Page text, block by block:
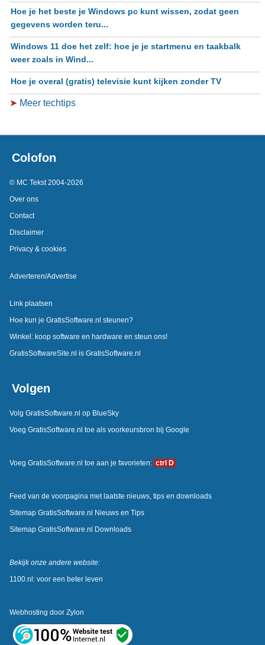
Hoe je het beste je Windows pc kunt wissen, zodat geen
gegevens worden teru...
Windows 11 doe het zelf: hoe je je startmenu en taakbalk
weer zoals in Wind...
Hoe je overal (gratis) televisie kunt kijken zonder TV
➤ Meer techtips
Colofon
© MC Tekst 2004-2026
Over ons
Contact
Disclaimer
Privacy & cookies
Adverteren/Advertise
Link plaatsen
Hoe kun je GratisSoftware.nl steunen?
Winkel: koop software en hardware en steun ons!
GratisSoftwareSite.nl is GratisSoftware.nl
Volgen
Volg GratisSoftware.nl op BlueSky
Voeg GratisSoftware.nl toe als voorkeursbron bij Google
Voeg GratisSoftware.nl toe aan je favorieten: ctrl D
Feed van de voorpagina met laatste nieuws, tips en downloads
Sitemap GratisSoftware.nl Nieuws en Tips
Sitemap GratisSoftware.nl Downloads
Bekijk onze andere website:
1100.nl: voor een beter leven
Webhosting door Zylon